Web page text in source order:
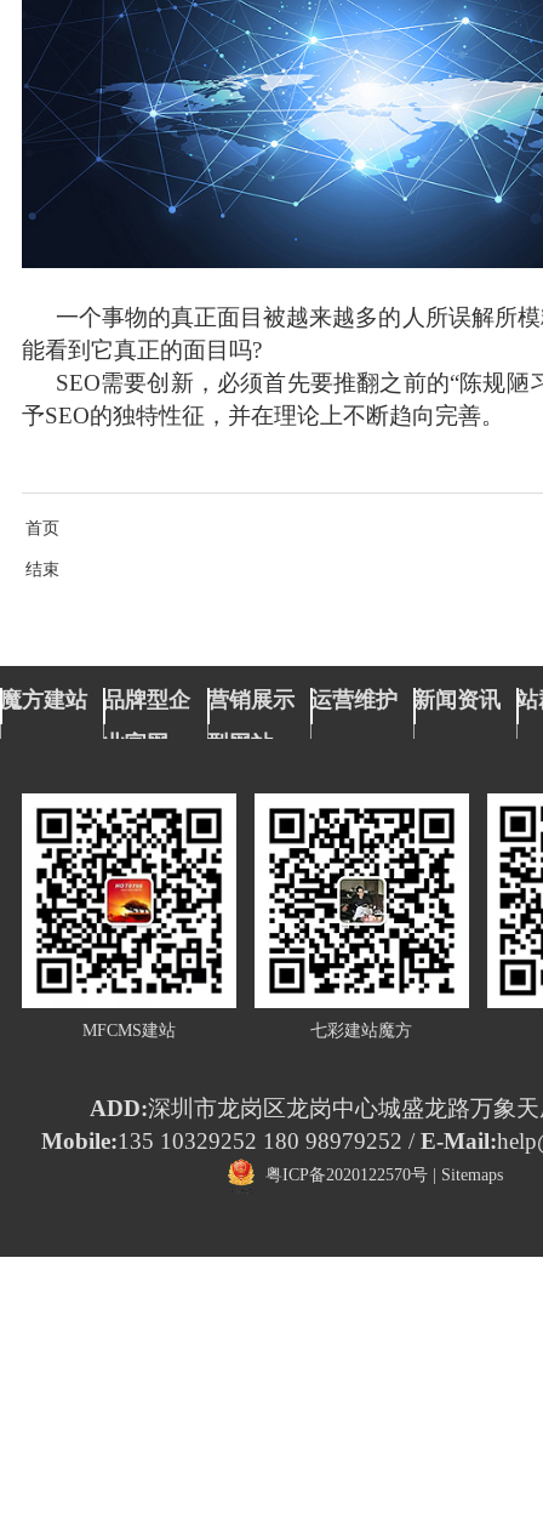
一个事物的真正面目被越来越多的人所误解所
能看到它真正的面目吗?
SEO需要创新，必须首先要推翻之前的“陈规陋
予SEO的独特性征，并在理论上不断趋向完善。
首页
结束
魔方建站
品牌型企
业官网
营销展示
型网站
运营维护 新闻资讯
MFCMS建站 七彩建站魔方
ADD:深圳市龙岗区龙岗中心城盛龙路万象
Mobile:135 10329252 180 98979252 / E-Mail:
粤ICP备2020122570号| Sitemaps